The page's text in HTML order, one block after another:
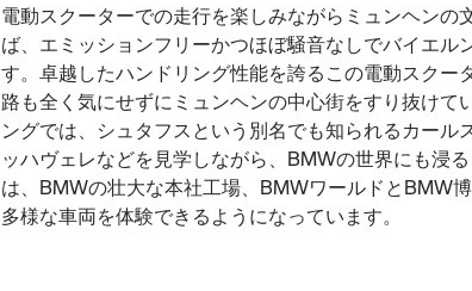
電動スクーターでの走行を楽しみながらミュンヘン
ば、エミッションフリーかつほぼ騒音なしでバイエル
す。卓越したハンドリング性能を誇るこの電動スクー
路も全く気にせずにミュンヘンの中心街をすり抜けて
ングでは、シュタフスという別名でも知られるカール
ッハヴェレなどを見学しながら、BMWの世界にも浸
は、BMWの壮大な本社工場、BMWワールドとBMW
多様な車両を体験できるようになっています。